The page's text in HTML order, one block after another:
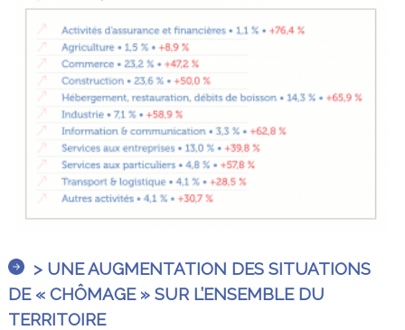
> UNE AUGMENTATION DES SITUATIONS
DE « CHÔMAGE » SUR L’ENSEMBLE DU
TERRITOIRE